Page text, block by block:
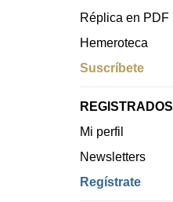
Réplica en PDF
Hemeroteca
Suscríbete
REGISTRADOS
Mi perfil
Newsletters
Regístrate